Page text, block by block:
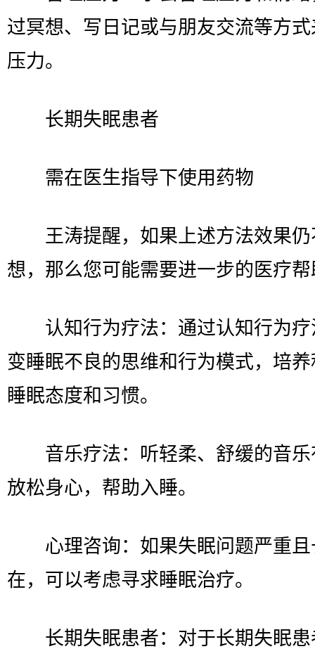
过冥想、写日记或与朋友交流等方
压力。
长期失眠患者
需在医生指导下使用药物
王涛提醒，如果上述方法效果仍
想，那么您可能需要进一步的医疗
认知行为疗法：通过认知行为疗
变睡眠不良的思维和行为模式，培
睡眠态度和习惯。
音乐疗法：听轻柔、舒缓的音乐
放松身心，帮助入睡。
心理咨询：如果失眠问题严重且
在，可以考虑寻求睡眠治疗。
长期失眠患者：对于长期失眠患